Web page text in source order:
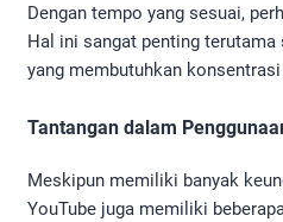
Dengan tempo yang sesuai,
Hal ini sangat penting
yang membutuhkan
Tantangan dalam
Meskipun memiliki banyak
YouTube juga memiliki